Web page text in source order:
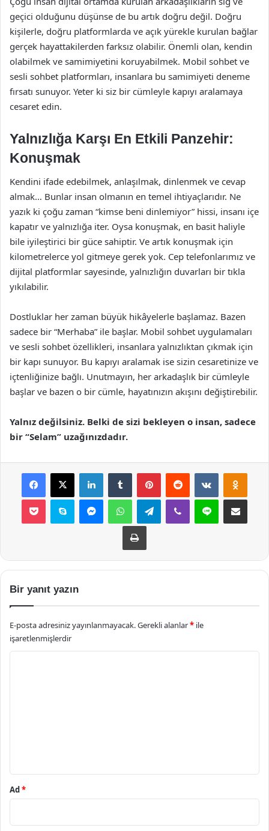
geçici olduğunu düşünse de bu artık doğru değil. Doğru
kişilerle, doğru platformlarda ve açık yürekle kurulan bağlar
gerçek hayattakilerden farksız olabilir. Önemli olan, kendin
olabilmek ve samimiyetini koruyabilmek. Mobil sohbet ve
sesli sohbet platformları, insanlara bu samimiyeti deneme
fırsatı sunuyor. Yeter ki siz bir cümleyle kapıyı aralamaya
cesaret edin.
Yalnızlığa Karşı En Etkili Panzehir:
Konuşmak
Kendini ifade edebilmek, anlaşılmak, dinlenmek ve cevap
almak… Bunlar insan olmanın en temel ihtiyaçlarıdır. Ne
yazık ki çoğu zaman “kimse beni dinlemiyor” hissi, insanı içe
kapatır ve yalnızlığa iter. Oysa konuşmak, en basit haliyle
bile iyileştirici bir güce sahiptir. Ve artık konuşmak için
kilometrelerce yol gitmeye gerek yok. Cep telefonlarımız ve
dijital platformlar sayesinde, yalnızlığın duvarları bir tıkla
yıkılabilir.
Dostluklar her zaman büyük hikâyelerle başlamaz. Bazen
sadece bir “Merhaba” ile başlar. Mobil sohbet uygulamaları
ve sesli sohbet özellikleri, insanlara yalnızlıktan çıkmak için
bir kapı sunuyor. Bu kapıyı aralamak ise sizin cesaretinize ve
içtenliğinize bağlı. Unutmayın, her arkadaşlık bir cümleyle
başlar ve bazen o bir cümle, hayatınızın akışını değiştirebilir.
Yalnız değilsiniz. Belki de sizi bekleyen o insan, sadece
bir “Selam” uzağınızdadır.
Facebook
X LinkedInTumblr PinterestReddit VKontakte
Pocket Skype MessengerWhatsAppTelegramViber Line E-Posta ile
Yazdır
Bir yanıt yazın
E-posta adresiniz yayınlanmayacak.Gerekli alanlar* ile
işaretlenmişlerdir
Ad*